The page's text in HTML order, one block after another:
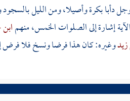
دأبا بكرة وأصيلا، ومن الليل
إشارة إلى الصلوات الخمس، منهم
وغيره: كان هذا فرضا ونسخ فلا فرض